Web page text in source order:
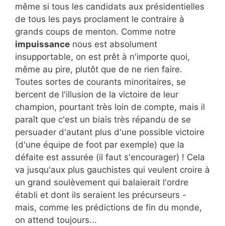
même si tous les candidats aux présidentielles
de tous les pays proclament le contraire à
grands coups de menton. Comme notre
impuissance nous est absolument
insupportable, on est prêt à n'importe quoi,
même au pire, plutôt que de ne rien faire.
Toutes sortes de courants minoritaires, se
bercent de l'illusion de la victoire de leur
champion, pourtant très loin de compte, mais il
paraît que c'est un biais très répandu de se
persuader d'autant plus d'une possible victoire
(d'une équipe de foot par exemple) que la
défaite est assurée (il faut s'encourager) ! Cela
va jusqu'aux plus gauchistes qui veulent croire à
un grand soulèvement qui balaierait l'ordre
établi et dont ils seraient les précurseurs -
mais, comme les prédictions de fin du monde,
on attend toujours...